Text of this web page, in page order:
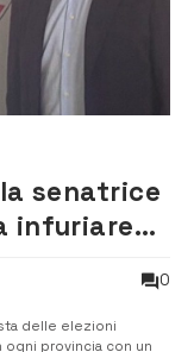
senatrice
infuriare
0
delle elezioni
ogni provincia con un